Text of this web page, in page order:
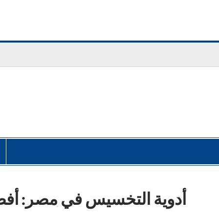
أدوية التخسيس في مصر: